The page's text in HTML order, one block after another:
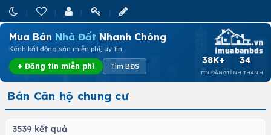
Mua Bán Nhà Đất Nhanh Chóng
Kênh bất động sản miễn phí, uy tín
+ Đăng tin miễn phí Tìm BĐS
38K+
TIN ĐĂNG
34
TỈNH THÀNH
Bán Căn hộ chung cư
3539 kết quả